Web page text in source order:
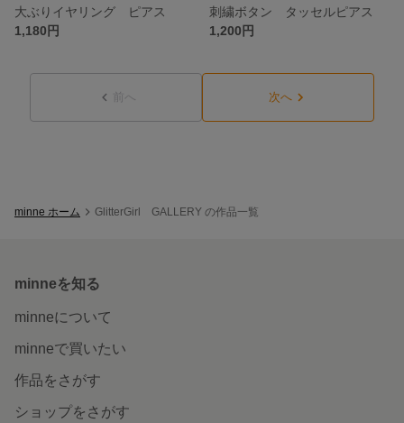
大ぶりイヤリング ピアス
1,180円
刺繍ボタン タッセルピアス
1,200円
前へ 次へ
minne ホーム GlitterGirl GALLERY の作品一覧
minneを知る
minneについて
minneで買いたい
作品をさがす
ショップをさがす